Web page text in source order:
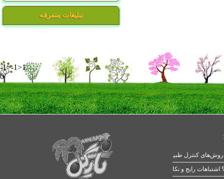
تبلیغات متفرقه
-1>-1>1
0
رایج و نکات طلایی